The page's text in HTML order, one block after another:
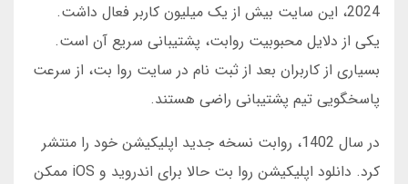
2024، این سایت بیش از یک میلیون کاربر فعال داشت.
یکی از دلایل محبوبیت روابت، پشتیبانی سریع آن است.
بسیاری از کاربران بعد از ثبت نام در سایت روا بت، از سرعت
پاسخگویی تیم پشتیبانی راضی هستند.
در سال 1402، روابت نسخه جدید اپلیکیشن خود را منتشر
کرد. دانلود اپلیکیشن روا بت حالا برای اندروید و iOS ممکن